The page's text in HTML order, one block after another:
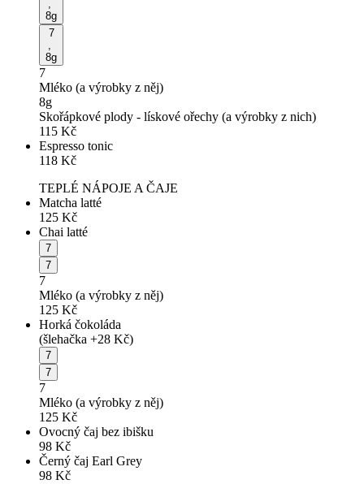
8g
7
8g
7
Mléko (a výrobky z něj)
8g
Skořápkové plody - lískové ořechy (a výrobky z nich)
115 Kč
Espresso tonic
118 Kč
TEPLÉ NÁPOJE A ČAJE
Matcha latté
125 Kč
Chai latté
7
7
7
Mléko (a výrobky z něj)
125 Kč
Horká čokoláda
(šlehačka +28 Kč)
7
7
7
Mléko (a výrobky z něj)
125 Kč
Ovocný čaj bez ibišku
98 Kč
Černý čaj Earl Grey
98 Kč